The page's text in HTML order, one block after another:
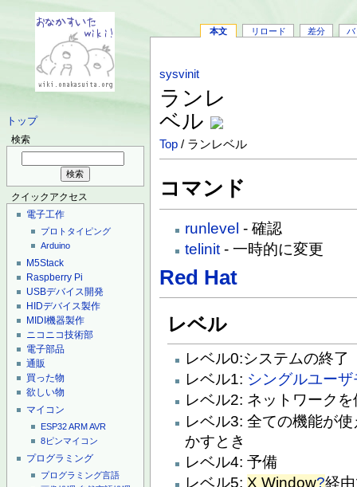
トップ
検索
クイックアクセス
電子工作
プロトタイピング
Arduino
M5Stack
Raspberry Pi
USBデバイス開発
HIDデバイス製作
MIDI機器製作
ニコニコ技術部
電子部品
通販
買った物
欲しい物
マイコン
ESP32ARMAVR
8ピンマイコン
プログラミング
プログラミング言語
本文 リロード 差分 バ
sysvinit
ランレ
ベル
Top / ランレベル
コマンド
runlevel - 確認
telinit- 一時的に変更
Red Hat
レベル
レベル0:システムの終了
レベル1: シングルユー
レベル2: ネットワーク
レベル3: 全ての機能が
かすとき
レベル4: 予備
レベル5:X Window?経